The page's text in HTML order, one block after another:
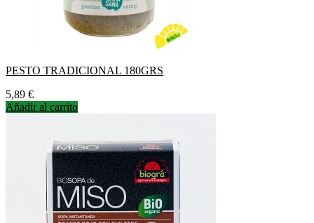
PESTO TRADICIONAL 180GRS
Precio
5,89 €
Añadir al carrito